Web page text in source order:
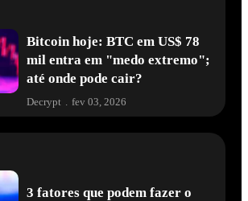
Bitcoin hoje: BTC em US$ 78
mil entra em "medo extremo";
até onde pode cair?
Decrypt . fev 03, 2026
3 fatores que podem fazer o